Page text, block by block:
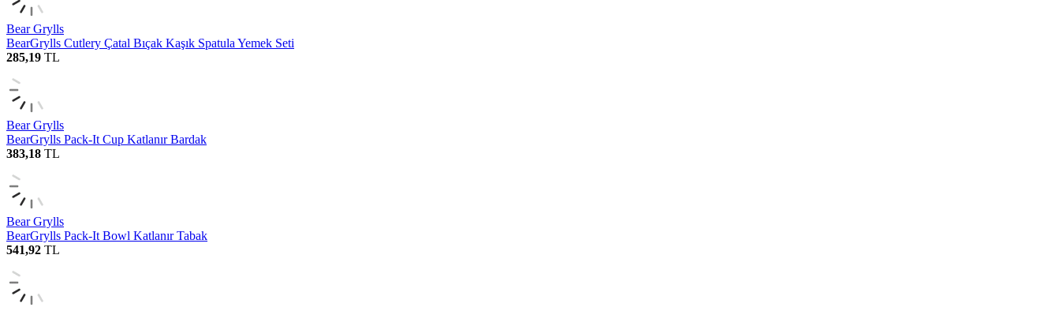
Bear Grylls
BearGrylls Cutlery Çatal Bıçak Kaşık Spatula Yemek Seti
285,19 TL
Bear Grylls
BearGrylls Pack-It Cup Katlanır Bardak
383,18 TL
Bear Grylls
BearGrylls Pack-It Bowl Katlanır Tabak
541,92 TL